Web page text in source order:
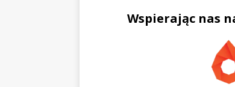
Wspierając nas